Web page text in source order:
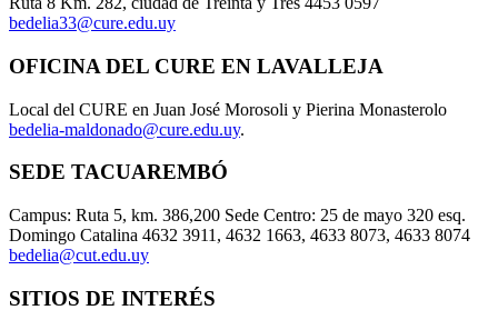
bedelia33@cure.edu.uy
OFICINA DEL CURE EN LAVALLEJA
Local del CURE en Juan José Morosoli y Pierina Monasterolo
bedelia-maldonado@cure.edu.uy.
SEDE TACUAREMBÓ
Campus: Ruta 5, km. 386,200 Sede Centro: 25 de mayo 320 esq.
Domingo Catalina 4632 3911, 4632 1663, 4633 8073, 4633 8074
bedelia@cut.edu.uy
SITIOS DE INTERÉS